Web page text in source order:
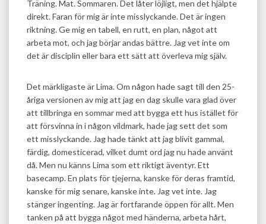
Träning. Mat. Sommaren. Det låter löjligt, men det hjälpte
direkt. Faran för mig är inte misslyckande. Det är ingen
riktning. Ge mig en tabell, en rutt, en plan, något att
arbeta mot, och jag börjar andas bättre. Jag vet inte om
det är disciplin eller bara ett sätt att överleva mig själv.
Det märkligaste är Lima. Om någon hade sagt till den 25-
åriga versionen av mig att jag en dag skulle vara glad över
att tillbringa en sommar med att bygga ett hus istället för
att försvinna in i någon vildmark, hade jag sett det som
ett misslyckande. Jag hade tänkt att jag blivit gammal,
färdig, domesticerad, vilket dumt ord jag nu hade använt
då. Men nu känns Lima som ett riktigt äventyr. Ett
basecamp. En plats för tjejerna, kanske för deras framtid,
kanske för mig senare, kanske inte. Jag vet inte. Jag
stänger ingenting. Jag är fortfarande öppen för allt. Men
tanken på att bygga något med händerna, arbeta hårt,